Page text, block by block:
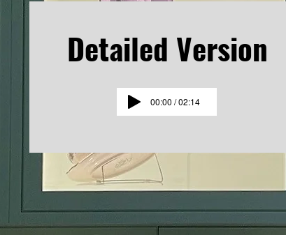
Detailed Version
00:00 / 02:14